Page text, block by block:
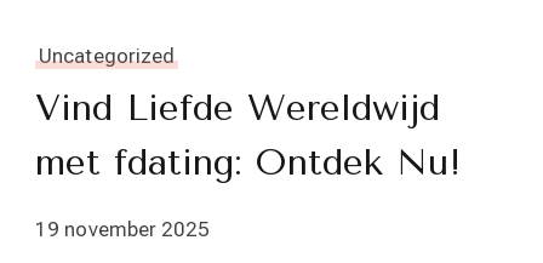
Uncategorized
Vind Liefde Wereldwijd
met fdating: Ontdek Nu!
19 november 2025